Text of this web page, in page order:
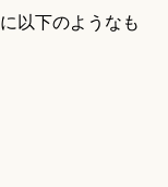
以下のようなも